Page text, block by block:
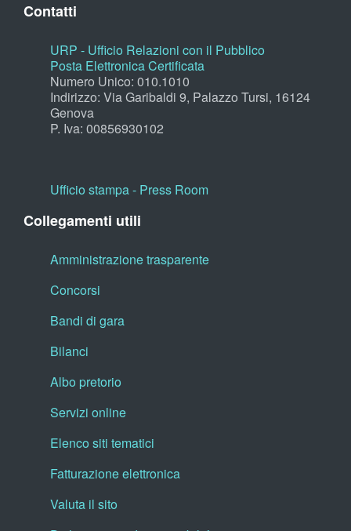
Contatti
URP - Ufficio Relazioni con il Pubblico
Posta Elettronica Certificata
Numero Unico: 010.1010
Indirizzo: Via Garibaldi 9, Palazzo Tursi, 16124
Genova
P. Iva: 00856930102
Ufficio stampa - Press Room
Collegamenti utili
Amministrazione trasparente
Concorsi
Bandi di gara
Bilanci
Albo pretorio
Servizi online
Elenco siti tematici
Fatturazione elettronica
Valuta il sito